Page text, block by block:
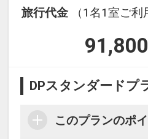
旅行代金
（1名1室ご
DPスタンダードプ
このプランのポ